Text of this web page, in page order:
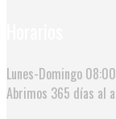
Lunes-Domingo
Abrimos 365 días al